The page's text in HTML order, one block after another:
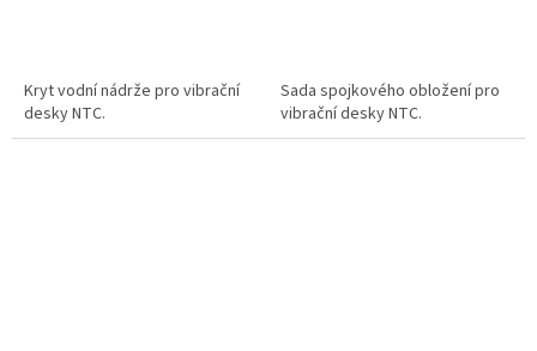
Kryt vodní nádrže pro vibrační
desky NTC.
Sada spojkového obložení pro
vibrační desky NTC.